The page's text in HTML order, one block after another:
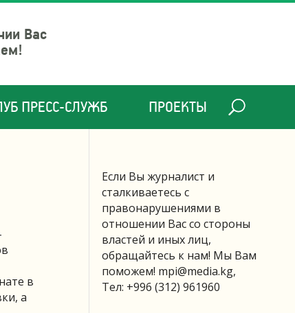
Вас
ПРЕСС-СЛУЖБ ПРОЕКТЫ
в
а
Если Вы журналист и
сталкиваетесь с
правонарушениями в
отношении Вас со стороны
властей и иных лиц,
обращайтесь к нам! Мы Вам
поможем! mpi@media.kg,
Тел: +996 (312) 961960